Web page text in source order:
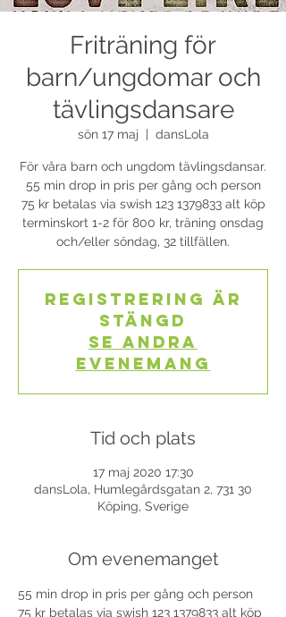
Friträning för
barn/ungdomar och
tävlingsdansare
sön 17 maj dansLola
För våra barn och ungdom tävlingsdansar.
55 min drop in pris per gång och person
75 kr betalas via swish 123 1379833 alt köp
terminskort 1-2 för 800 kr, träning onsdag
och/eller söndag, 32 tillfällen.
Registrering är
stängd
Se andra
evenemang
Tid och plats
17 maj 2020 17:30
dansLola, Humlegårdsgatan 2, 731 30
Köping, Sverige
Om evenemanget
55 min drop in pris per gång och person
75 kr betalas via swish 123 1379833 alt köp